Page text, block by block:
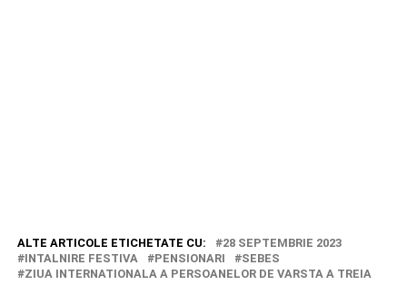
ALTE ARTICOLE ETICHETATE CU:
28 SEPTEMBRIE 2023
INTALNIRE FESTIVA
PENSIONARI
SEBES
ZIUA INTERNATIONALA A PERSOANELOR DE VARSTA A TREIA